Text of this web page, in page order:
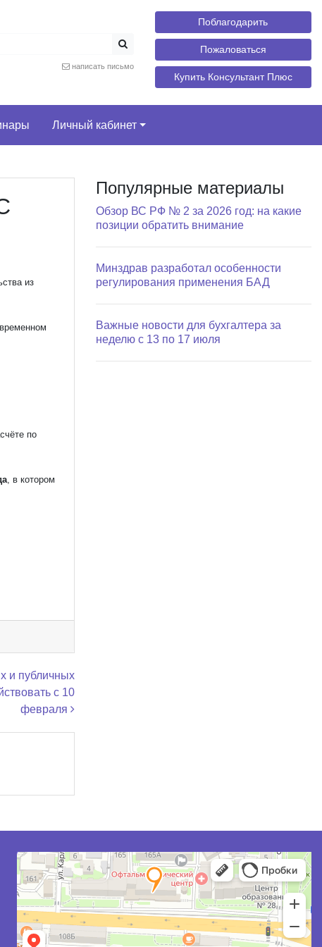
написать письмо
Поблагодарить
Пожаловаться
Купить Консультант Плюс
Личный кабинет
из
по
, в котором
и публичных
с 10
февраля
Популярные материалы
Обзор ВС РФ № 2 за 2026 год: на какие
позиции обратить внимание
Минздрав разработал особенности
регулирования применения БАД
Важные новости для бухгалтера за
неделю с 13 по 17 июля